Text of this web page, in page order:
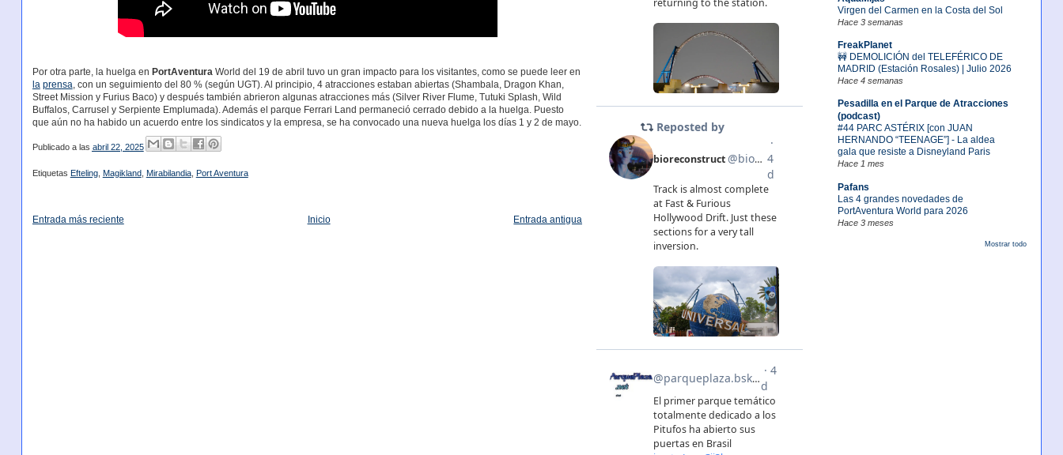
Virgen del Carmen en la Costa del Sol
Hace 3 semanas
FreakPlanet
🚧 DEMOLICIÓN del TELEFÉRICO DE
MADRID (Estación Rosales) | Julio 2026
Hace 4 semanas
Pesadilla en el Parque de Atracciones
(podcast)
#44 PARC ASTÉRIX [con JUAN
HERNANDO “TEENAGE”] - La aldea
gala que resiste a Disneyland Paris
Hace 1 mes
Pafans
Las 4 grandes novedades de
PortAventura World para 2026
Hace 3 meses
Mostrar todo
Por otra parte, la huelga en PortAventuraWorld del 19 de abril tuvo un gran impacto para los visitantes, como se puede leer en
la prensa, con un seguimiento del 80 % (según UGT). Al principio, 4 atracciones estaban abiertas (Shambala, Dragon Khan,
Street Mission y Furius Baco) y después también abrieron algunas atracciones más (Silver River Flume, Tutuki Splash, Wild
Buffalos, Carrusel y Serpiente Emplumada). Además el parque Ferrari Land permaneció cerrado debido a la huelga. Puesto
que aún no ha habido un acuerdo entre los sindicatos y la empresa, se ha convocado una nueva huelga los días 1 y 2 de mayo.
Publicado a las abril 22, 2025
Etiquetas Efteling, Magikland, Mirabilandia, Port Aventura
Entrada más reciente Entrada antigua
Inicio